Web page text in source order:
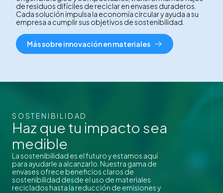
de residuos difíciles de reciclar en envases duraderos.
Cada solución impulsa la economía circular y ayuda a su
empresa a cumplir sus objetivos de sostenibilidad.
Más sobre innovación en materiales
SOSTENIBILIDAD
Haz que tu impacto sea
medible
La sostenibilidad es el futuro y estamos aquí
para ayudarle a alcanzarlo. Nuestra gama de
envases ofrece beneficios claros de
sostenibilidad desde el uso de materiales
reciclados hasta la reducción de emisiones y